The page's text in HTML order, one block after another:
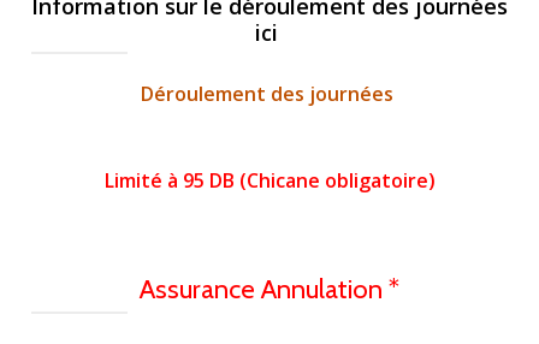
ici
Déroulement des journées
Limité à 95 DB (Chicane obligatoire)
Assurance Annulation *